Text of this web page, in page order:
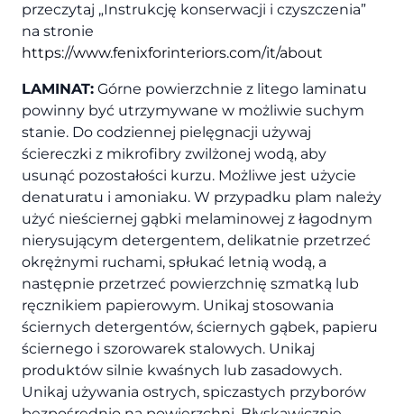
przeczytaj „Instrukcję konserwacji i czyszczenia”
na stronie
https://www.fenixforinteriors.com/it/about
LAMINAT: Górne powierzchnie z litego laminatu
powinny być utrzymywane w możliwie suchym
stanie. Do codziennej pielęgnacji używaj
ściereczki z mikrofibry zwilżonej wodą, aby
usunąć pozostałości kurzu. Możliwe jest użycie
denaturatu i amoniaku. W przypadku plam należy
użyć nieściernej gąbki melaminowej z łagodnym
nierysującym detergentem, delikatnie przetrzeć
okrężnymi ruchami, spłukać letnią wodą, a
następnie przetrzeć powierzchnię szmatką lub
ręcznikiem papierowym. Unikaj stosowania
ściernych detergentów, ściernych gąbek, papieru
ściernego i szorowarek stalowych. Unikaj
produktów silnie kwaśnych lub zasadowych.
Unikaj używania ostrych, spiczastych przyborów